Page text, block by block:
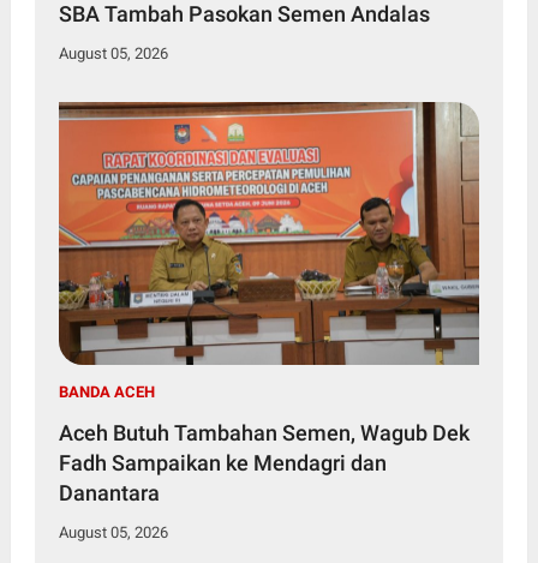
SBA Tambah Pasokan Semen Andalas
August 05, 2026
BANDA ACEH
Aceh Butuh Tambahan Semen, Wagub Dek
Fadh Sampaikan ke Mendagri dan
Danantara
August 05, 2026